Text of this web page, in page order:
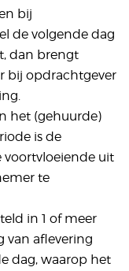
bij
de volgende dag
dan brengt
bij opdrachtgever
het (gehuurde)
is de
voortvloeiende uit
te
in 1 of meer
van aflevering
dag, waarop het